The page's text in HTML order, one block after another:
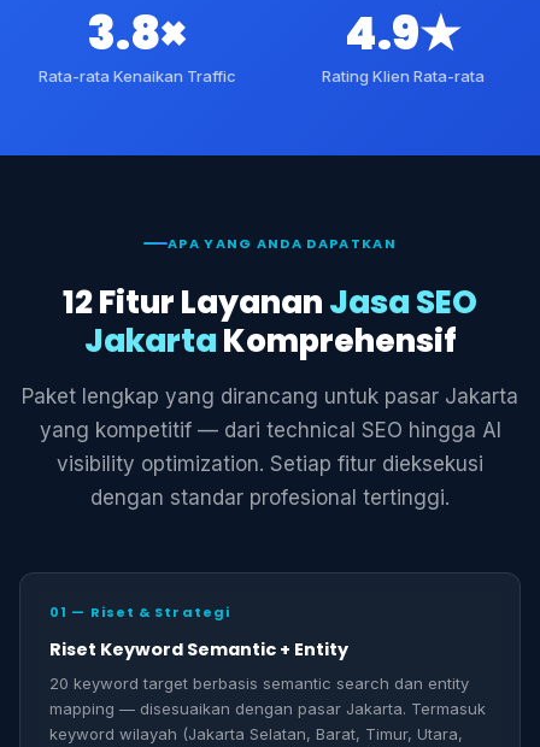
3.8×
Rata-rata Kenaikan Traffic
4.9★
Rating Klien Rata-rata
APA YANG ANDA DAPATKAN
12 Fitur LayananJasa SEO
JakartaKomprehensif
Paket lengkap yang dirancang untuk pasar Jakarta
yang kompetitif — dari technical SEO hingga AI
visibility optimization. Setiap fitur dieksekusi
dengan standar profesional tertinggi.
01 — Riset & Strategi
Riset Keyword Semantic + Entity
20 keyword target berbasis semantic search dan entity
mapping — disesuaikan dengan pasar Jakarta. Termasuk
keyword wilayah (Jakarta Selatan, Barat, Timur, Utara,